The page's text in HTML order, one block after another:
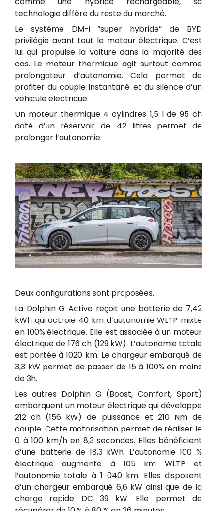
technologie diffère du reste du marché.
Le système DM-i “super hybride” de BYD
privilégie avant tout le moteur électrique. C’est
lui qui propulse la voiture dans la majorité des
cas. Le moteur thermique agit surtout comme
prolongateur d’autonomie. Cela permet de
profiter du couple instantané et du silence d’un
véhicule électrique.
Un moteur thermique 4 cylindres 1,5 l de 95 ch
doté d’un réservoir de 42 litres permet de
prolonger l’autonomie.
Deux configurations sont proposées.
La Dolphin G Active reçoit une batterie de 7,42
kWh qui octroie 40 km d’autonomie WLTP mixte
en 100% électrique. Elle est associée à un moteur
électrique de 176 ch (129 kW). L’autonomie totale
est portée à 1020 km. Le chargeur embarqué de
3,3 kW permet de passer de 15 à 100% en moins
de 3h.
Les autres Dolphin G (Boost, Comfort, Sport)
embarquent un moteur électrique qui développe
212 ch (156 kW) de puissance et 210 Nm de
couple. Cette motorisation permet de réaliser le
0 à 100 km/h en 8,3 secondes. Elles bénéficient
d’une batterie de 18,3 kWh. L’autonomie 100 %
électrique augmente à 105 km WLTP et
l’autonomie totale à 1 040 km. Elles disposent
d’un chargeur embarqué 6,6 kW ainsi que de la
charge rapide DC 39 kW. Elle permet de